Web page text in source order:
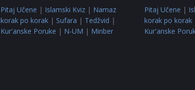
Pitaj Učene | Islamski Kviz| Namaz
korak po korak| Sufara | Tedžvid |
Kur'anske Poruke | N-UM | Minber
Pitaj Učene |
korak po korak
Kur'anske